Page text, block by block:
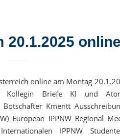
20.1.2025 online
online am Montag
Kollegin Briefe KI und
Kmentt
European IPPNW Regional
IPPNW